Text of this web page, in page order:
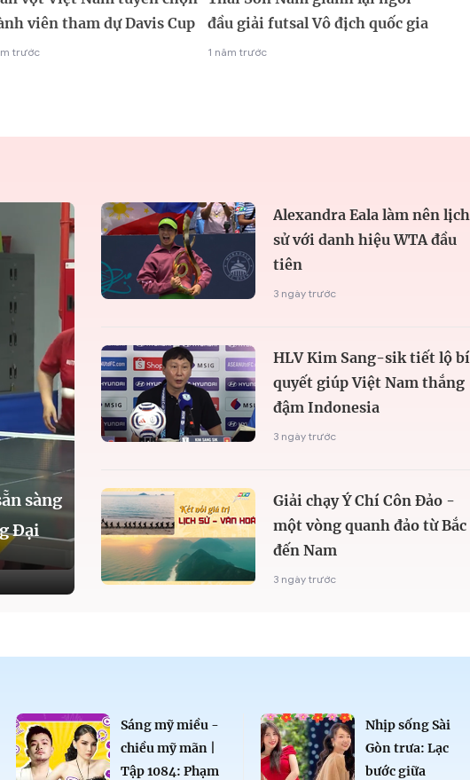
viên tham dự Davis Cup
trước
đầu giải futsal Vô địch quốc gia
1 năm trước
sàng
Đại
Alexandra Eala làm nên lịch
sử với danh hiệu WTA đầu
tiên
3 ngày trước
HLV Kim Sang-sik tiết lộ bí
quyết giúp Việt Nam thắng
đậm Indonesia
3 ngày trước
Giải chạy Ý Chí Côn Đảo -
một vòng quanh đảo từ Bắc
đến Nam
3 ngày trước
Sáng mỹ miều -
chiều mỹ mãn |
Tập 1084: Phạm
Nhịp sống Sài
Gòn trưa: Lạc
bước giữa